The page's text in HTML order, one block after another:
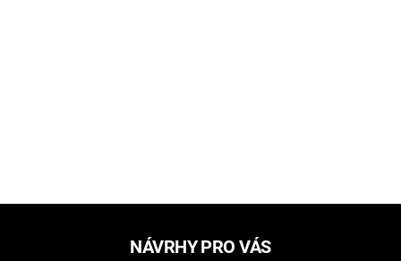
NÁVRHY PRO VÁS